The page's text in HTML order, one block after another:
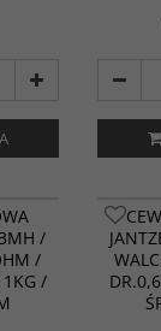
/
/
/